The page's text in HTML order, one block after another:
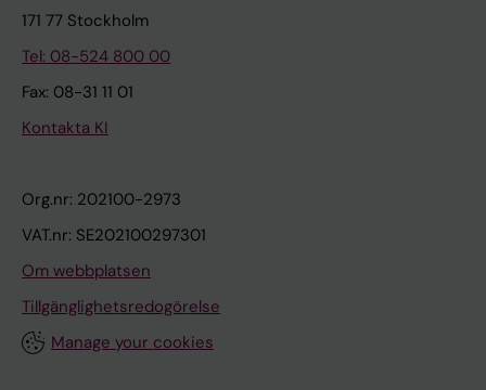
171 77 Stockholm
Tel: 08-524 800 00
Fax: 08-31 11 01
Kontakta KI
Org.nr: 202100-2973
VAT.nr: SE202100297301
Om webbplatsen
Tillgänglighetsredogörelse
Manage your cookies